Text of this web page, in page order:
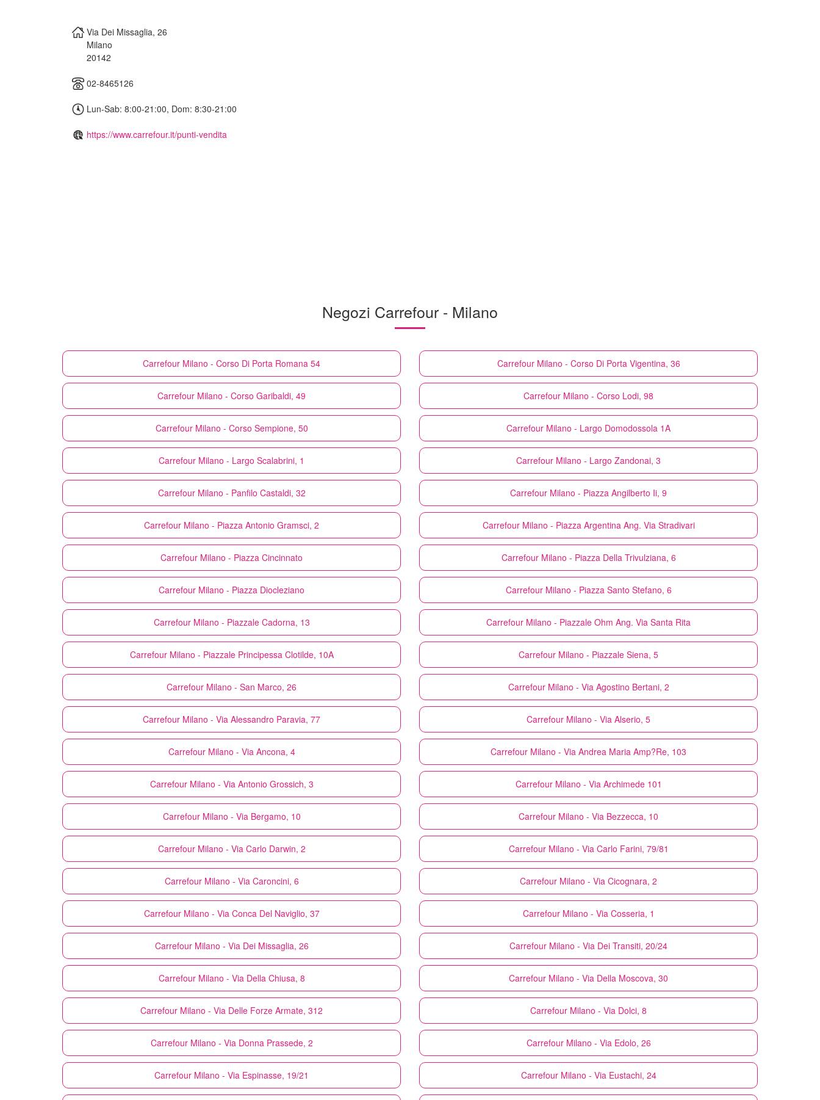
Via Dei Missaglia, 26
Milano
20142
02-8465126
Lun-Sab: 8:00-21:00, Dom: 8:30-21:00
https://www.carrefour.it/punti-vendita
Negozi Carrefour - Milano
Carrefour Milano - Corso Di Porta Romana 54 Carrefour Milano - Corso Di Porta Vigentina, 36
Carrefour Milano - Corso Garibaldi, 49 Carrefour Milano - Corso Lodi, 98
Carrefour Milano - Corso Sempione, 50 Carrefour Milano - Largo Domodossola 1A
Carrefour Milano - Largo Scalabrini, 1 Carrefour Milano - Largo Zandonai, 3
Carrefour Milano - Panfilo Castaldi, 32 Carrefour Milano - Piazza Angilberto Ii, 9
Carrefour Milano - Piazza Antonio Gramsci, 2 Carrefour Milano - Piazza Argentina Ang. Via Stradivari
Carrefour Milano - Piazza Cincinnato Carrefour Milano - Piazza Della Trivulziana, 6
Carrefour Milano - Piazza Diocleziano Carrefour Milano - Piazza Santo Stefano, 6
Carrefour Milano - Piazzale Cadorna, 13 Carrefour Milano - Piazzale Ohm Ang. Via Santa Rita
Carrefour Milano - Piazzale Principessa Clotilde, 10A Carrefour Milano - Piazzale Siena, 5
Carrefour Milano - San Marco, 26 Carrefour Milano - Via Agostino Bertani, 2
Carrefour Milano - Via Alessandro Paravia, 77 Carrefour Milano - Via Alserio, 5
Carrefour Milano - Via Ancona, 4 Carrefour Milano - Via Andrea Maria Amp?Re, 103
Carrefour Milano - Via Antonio Grossich, 3 Carrefour Milano - Via Archimede 101
Carrefour Milano - Via Bergamo, 10 Carrefour Milano - Via Bezzecca, 10
Carrefour Milano - Via Carlo Darwin, 2 Carrefour Milano - Via Carlo Farini, 79/81
Carrefour Milano - Via Caroncini, 6 Carrefour Milano - Via Cicognara, 2
Carrefour Milano - Via Conca Del Naviglio, 37 Carrefour Milano - Via Cosseria, 1
Carrefour Milano - Via Dei Missaglia, 26 Carrefour Milano - Via Dei Transiti, 20/24
Carrefour Milano - Via Della Chiusa, 8 Carrefour Milano - Via Della Moscova, 30
Carrefour Milano - Via Delle Forze Armate, 312 Carrefour Milano - Via Dolci, 8
Carrefour Milano - Via Donna Prassede, 2 Carrefour Milano - Via Edolo, 26
Carrefour Milano - Via Espinasse, 19/21 Carrefour Milano - Via Eustachi, 24